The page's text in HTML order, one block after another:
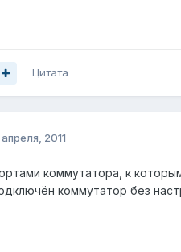
Цитата
апреля, 2011
коммутатора, к
коммутатор без